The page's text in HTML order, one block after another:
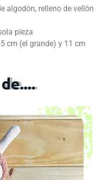
algodón, relleno de vellón
pieza
cm (el grande) y 11 cm